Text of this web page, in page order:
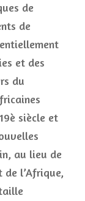
de
de
et des
du
siècle et
au lieu de
l’Afrique,